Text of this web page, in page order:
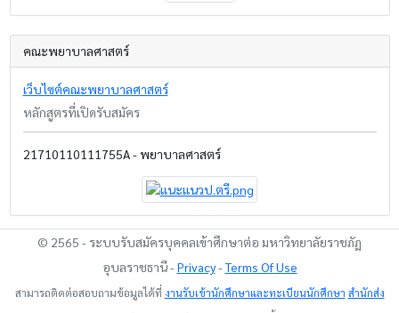
คณะพยาบาลศาสตร์
เว็บไซต์คณะพยาบาลศาสตร์
หลักสูตรที่เปิดรับสมัคร
21710110111755A - พยาบาลศาสตร์
© 2565 - ระบบรับสมัครบุคคลเข้าศึกษาต่อ มหาวิทยาลัยราชภัฏ
อุบลราชธานี -Privacy-Terms Of Use
สามารถติดต่อสอบถามข้อมูลได้ที่ งานรับเข้านักศึกษาและทะเบียนนักศึกษา สำนักส่ง